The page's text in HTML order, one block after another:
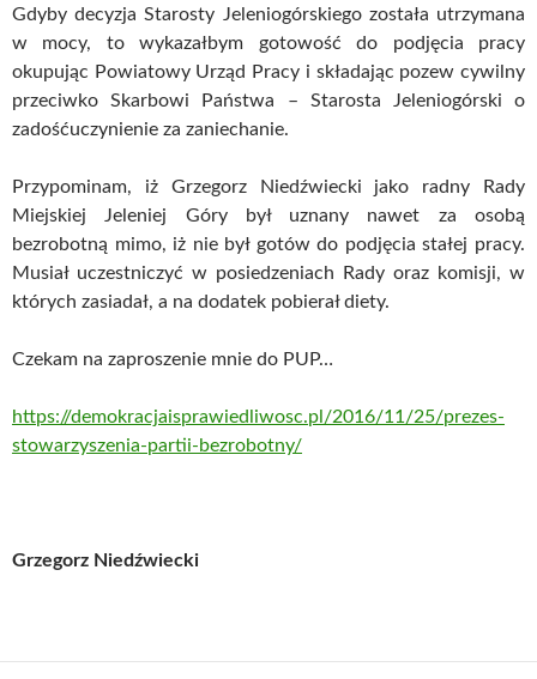
Gdyby decyzja Starosty Jeleniogórskiego została utrzymana
w mocy, to wykazałbym gotowość do podjęcia pracy
okupując Powiatowy Urząd Pracy i składając pozew cywilny
przeciwko Skarbowi Państwa – Starosta Jeleniogórski o
zadośćuczynienie za zaniechanie.
Przypominam, iż Grzegorz Niedźwiecki jako radny Rady
Miejskiej Jeleniej Góry był uznany nawet za osobą
bezrobotną mimo, iż nie był gotów do podjęcia stałej pracy.
Musiał uczestniczyć w posiedzeniach Rady oraz komisji, w
których zasiadał, a na dodatek pobierał diety.
Czekam na zaproszenie mnie do PUP…
https://demokracjaisprawiedliwosc.pl/2016/11/25/prezes-
stowarzyszenia-partii-bezrobotny/
Grzegorz Niedźwiecki